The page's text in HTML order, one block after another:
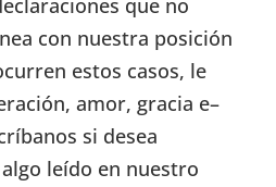
que no
con nuestra posición
estos casos, le
amor, gracia e–
si desea
leído en nuestro